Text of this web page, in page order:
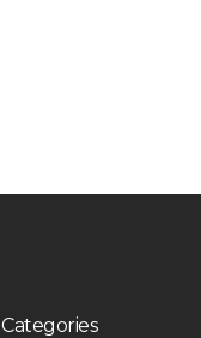
Categories